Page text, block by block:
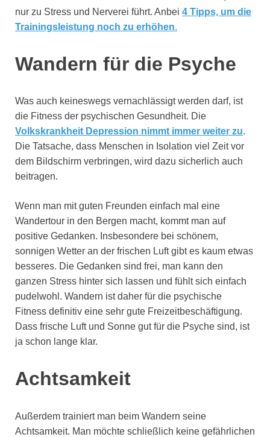
nur zu Stress und Nerverei führt. Anbei 4 Tipps, um die
Trainingsleistung noch zu erhöhen.
Wandern für die Psyche
Was auch keineswegs vernachlässigt werden darf, ist
die Fitness der psychischen Gesundheit. Die
Volkskrankheit Depression nimmt immer weiter zu.
Die Tatsache, dass Menschen in Isolation viel Zeit vor
dem Bildschirm verbringen, wird dazu sicherlich auch
beitragen.
Wenn man mit guten Freunden einfach mal eine
Wandertour in den Bergen macht, kommt man auf
positive Gedanken. Insbesondere bei schönem,
sonnigen Wetter an der frischen Luft gibt es kaum etwas
besseres. Die Gedanken sind frei, man kann den
ganzen Stress hinter sich lassen und fühlt sich einfach
pudelwohl. Wandern ist daher für die psychische
Fitness definitiv eine sehr gute Freizeitbeschäftigung.
Dass frische Luft und Sonne gut für die Psyche sind, ist
ja schon lange klar.
Achtsamkeit
Außerdem trainiert man beim Wandern seine
Achtsamkeit. Man möchte schließlich keine gefährlichen